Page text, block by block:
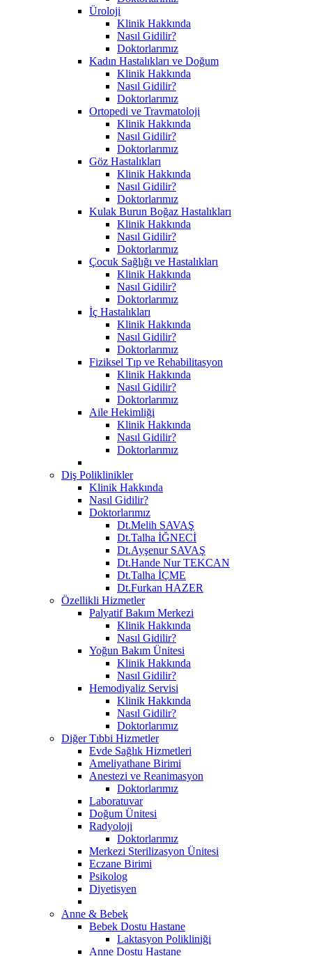
Üroloji
Klinik Hakkında
Nasıl Gidilir?
Doktorlarımız
Kadın Hastalıkları ve Doğum
Klinik Hakkında
Nasıl Gidilir?
Doktorlarımız
Ortopedi ve Travmatoloji
Klinik Hakkında
Nasıl Gidilir?
Doktorlarımız
Göz Hastalıkları
Klinik Hakkında
Nasıl Gidilir?
Doktorlarımız
Kulak Burun Boğaz Hastalıkları
Klinik Hakkında
Nasıl Gidilir?
Doktorlarımız
Çocuk Sağlığı ve Hastalıkları
Klinik Hakkında
Nasıl Gidilir?
Doktorlarımız
İç Hastalıkları
Klinik Hakkında
Nasıl Gidilir?
Doktorlarımız
Fiziksel Tıp ve Rehabilitasyon
Klinik Hakkında
Nasıl Gidilir?
Doktorlarımız
Aile Hekimliği
Klinik Hakkında
Nasıl Gidilir?
Doktorlarımız
Diş Poliklinikler
Klinik Hakkında
Nasıl Gidilir?
Doktorlarımız
Dt.Melih SAVAŞ
Dt.Talha İĞNECİ
Dt.Ayşenur SAVAŞ
Dt.Hande Nur TEKCAN
Dt.Talha İÇME
Dt.Furkan HAZER
Özellikli Hizmetler
Palyatif Bakım Merkezi
Klinik Hakkında
Nasıl Gidilir?
Yoğun Bakım Ünitesi
Klinik Hakkında
Nasıl Gidilir?
Hemodiyaliz Servisi
Klinik Hakkında
Nasıl Gidilir?
Doktorlarımız
Diğer Tıbbi Hizmetler
Evde Sağlık Hizmetleri
Ameliyathane Birimi
Anestezi ve Reanimasyon
Doktorlarımız
Laboratuvar
Doğum Ünitesi
Radyoloji
Doktorlarımız
Merkezi Sterilizasyon Ünitesi
Eczane Birimi
Psikolog
Diyetisyen
Anne & Bebek
Bebek Dostu Hastane
Laktasyon Polikliniği
Anne Dostu Hastane